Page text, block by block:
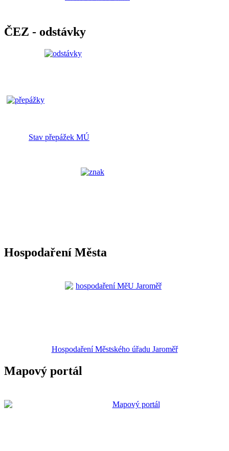
ČEZ - odstávky
Stav přepážek MÚ
Hospodaření Města
Hospodaření Městského úřadu Jaroměř
Mapový portál